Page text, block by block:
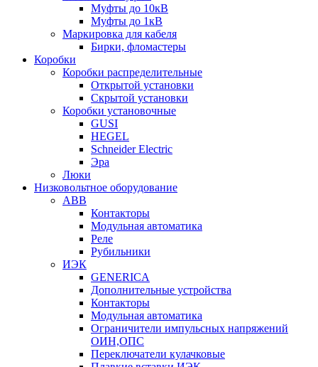
Муфты до 10кВ
Муфты до 1кВ
Маркировка для кабеля
Бирки, фломастеры
Коробки
Коробки распределительные
Открытой установки
Скрытой установки
Коробки установочные
GUSI
HEGEL
Schneider Electric
Эра
Люки
Низковольтное оборудование
ABB
Контакторы
Модульная автоматика
Реле
Рубильники
ИЭК
GENERICA
Дополнительные устройства
Контакторы
Модульная автоматика
Ограничители импульсных напряжений
ОИН,ОПС
Переключатели кулачковые